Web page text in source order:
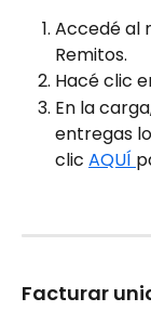
Accedé al
Remitos.
Hacé clic
En la
entregas
clic AQUÍ
Facturar